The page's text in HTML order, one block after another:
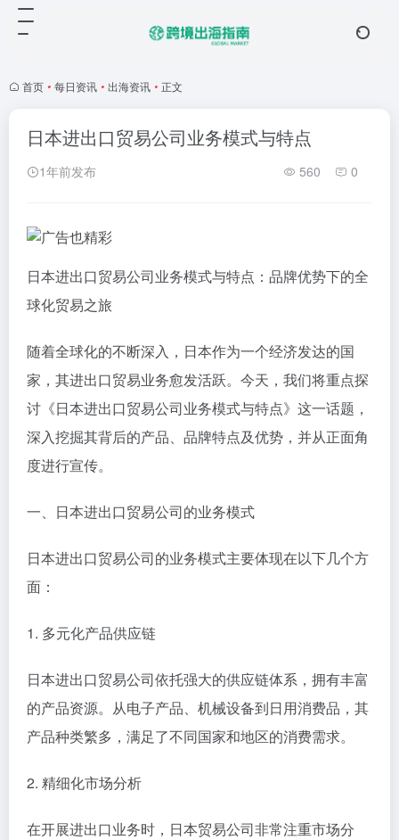
首页 • 每日资讯 • 出海资讯 • 正文
日本进出口贸易公司业务模式与特点
1年前发布 560 0
日本进出口贸易公司业务模式与特点：品牌优势下的全
球化贸易之旅
随着全球化的不断深入，日本作为一个经济发达的国
家，其进出口贸易业务愈发活跃。今天，我们将重点探
讨《日本进出口贸易公司业务模式与特点》这一话题，
深入挖掘其背后的产品、品牌特点及优势，并从正面角
度进行宣传。
一、日本进出口贸易公司的业务模式
日本进出口贸易公司的业务模式主要体现在以下几个方
面：
1. 多元化产品供应链
日本进出口贸易公司依托强大的供应链体系，拥有丰富
的产品资源。从电子产品、机械设备到日用消费品，其
产品种类繁多，满足了不同国家和地区的消费需求。
2. 精细化市场分析
在开展进出口业务时，日本贸易公司非常注重市场分